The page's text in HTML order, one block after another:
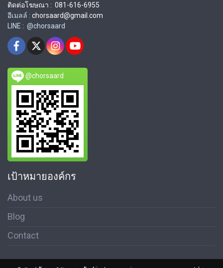
ติดต่อโฆษณา : 081-616-6955
อีเมลล์ : chorsaard@gmail.com
LINE : @chorsaard
@chorsaard
เป้าหมายองค์กร
About us
Blog
Contact